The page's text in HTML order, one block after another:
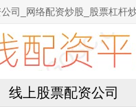
司_网络配资炒股_股票杠杆
线上股票配资公司